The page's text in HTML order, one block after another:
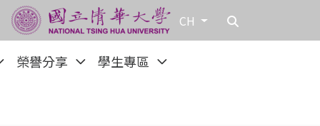
CH
榮譽分享 學生專區